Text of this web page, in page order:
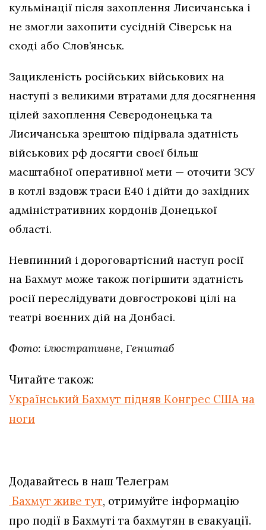
кульмінації після захоплення Лисичанська і
не змогли захопити сусідній Сіверськ на
сході або Слов’янськ.
Зацикленість російських військових на
наступі з великими втратами для досягнення
цілей захоплення Сєвєродонецька та
Лисичанська зрештою підірвала здатність
військових рф досягти своєї більш
масштабної оперативної мети — оточити ЗСУ
в котлі вздовж траси Е40 і дійти до західних
адміністративних кордонів Донецької
області.
Невпинний і дороговартісний наступ росії
на Бахмут може також погіршити здатність
росії переслідувати довгострокові цілі на
театрі воєнних дій на Донбасі.
Фото: ілюстративне, Генштаб
Читайте також:
Український Бахмут підняв Конгрес США на
ноги
Додавайтесь в наш Телеграм
Бахмут живе тут, отримуйте інформацію
про події в Бахмуті та бахмутян в евакуації.